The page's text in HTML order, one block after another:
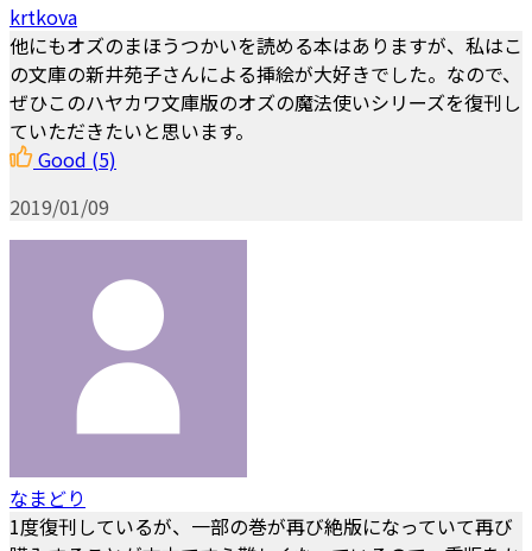
krtkova
他にもオズのまほうつかいを読める本はありますが、私はこ
の文庫の新井苑子さんによる挿絵が大好きでした。なので、
ぜひこのハヤカワ文庫版のオズの魔法使いシリーズを復刊し
ていただきたいと思います。
Good (5)
2019/01/09
なまどり
1度復刊しているが、一部の巻が再び絶版になっていて再び